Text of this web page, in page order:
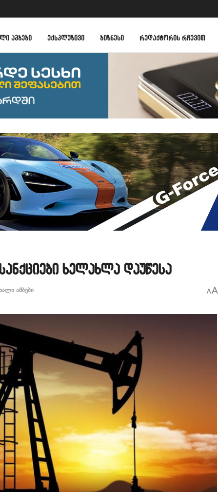
ᲐᲛᲑᲔᲑᲘ ᲔᲥᲡᲙᲚᲣᲖᲘᲕᲘ ᲑᲘᲖᲜᲔᲡᲘ ᲠᲔᲓᲐᲥᲢᲝᲠᲘᲡ ᲠᲩᲔᲕᲘᲗ
ხელახლა დაუწესა
ამბები AA